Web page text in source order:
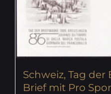
Schweiz, Tag der
Brief mit Pro